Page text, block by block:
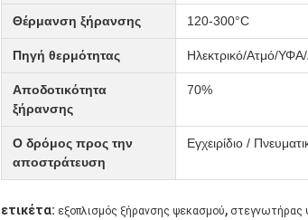
Θέρμανση ξήρανσης 120-300°C
Πηγή θερμότητας Ηλεκτρικό/Ατμό/
Αποδοτικότητα
ξήρανσης
70%
Ο δρόμος προς την
αποστράτευση
Εγχειρίδιο /
ετικέτα: εξοπλισμός ξήρανσης ψεκασμού, στεγνωτήρας